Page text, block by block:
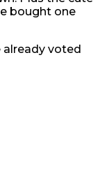
bought one
already voted